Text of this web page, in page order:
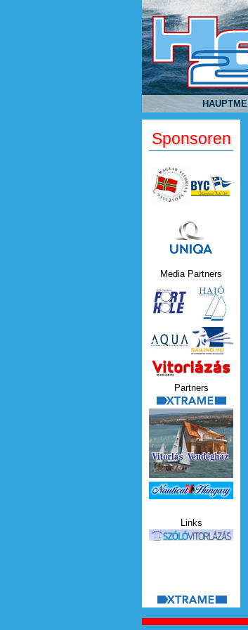
Sponsoren
Uniqa.png
Media Partners
Partners
xtrame.png
Nauticat.jpg
Links